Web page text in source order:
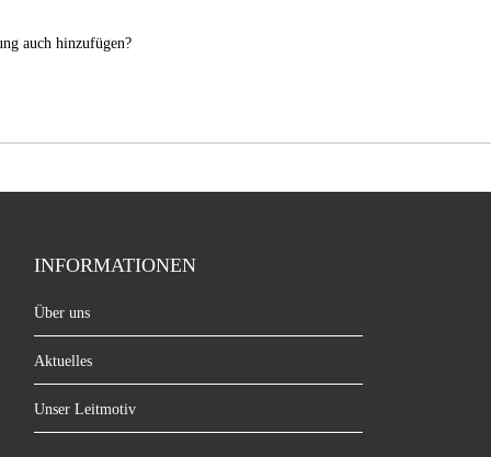
auch hinzufügen?
INFORMATIONEN
Über uns
Aktuelles
Unser Leitmotiv